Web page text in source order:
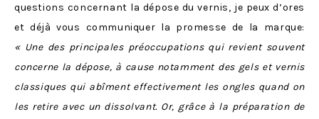
questions concernant la dépose du vernis, je peux d’ores
et déjà vous communiquer la promesse de la marque:
« Une des principales préoccupations qui revient souvent
concerne la dépose, à cause notamment des gels et vernis
classiques qui abîment effectivement les ongles quand on
les retire avec un dissolvant. Or, grâce à la préparation de